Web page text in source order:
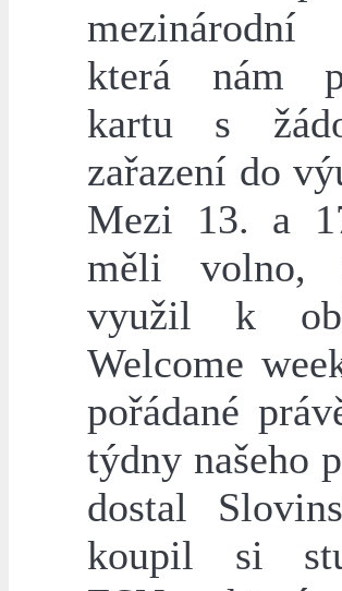
která nám
kartu s
zařazení do
Mezi 13. a
měli volno,
využil k
Welcome
pořádané
týdny našeho
dostal
koupil si